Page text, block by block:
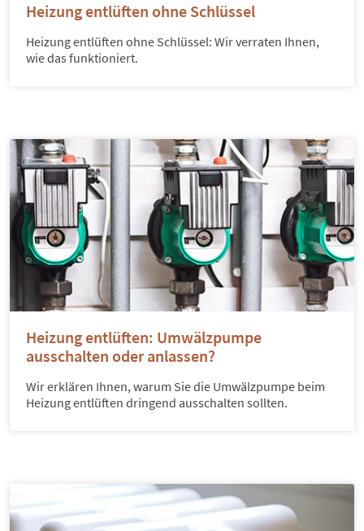
Heizung entlüften ohne Schlüssel
Heizung entlüften ohne Schlüssel: Wir verraten Ihnen,
wie das funktioniert.
Heizung entlüften: Umwälzpumpe
ausschalten oder anlassen?
Wir erklären Ihnen, warum Sie die Umwälzpumpe beim
Heizung entlüften dringend ausschalten sollten.